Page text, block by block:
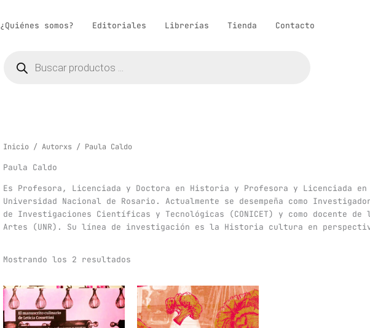
¿Quiénes somos? Editoriales Librerías Tienda Contacto
productos
Inicio / Autorxs / Paula Caldo
Paula Caldo
Es Profesora, Licenciada y Doctora en Historia y Profesora y Licenciada
Universidad Nacional de Rosario. Actualmente se desempeña como
de Investigaciones Científicas y Tecnológicas (CONICET) y como docente de
Artes (UNR). Su línea de investigación es la Historia cultura en
Mostrando los 2 resultados